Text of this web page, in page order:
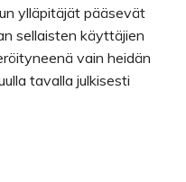
ylläpitäjät pääsevät
sellaisten käyttäjien
vain heidän
tavalla julkisesti